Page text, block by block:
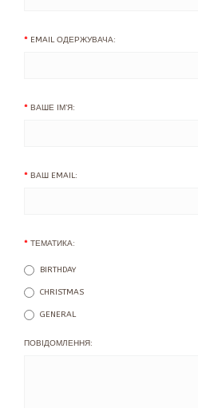
EMAIL ОДЕРЖУВАЧА:
ВАШЕ ІМ’Я:
ВАШ EMAIL:
ТЕМАТИКА:
BIRTHDAY
CHRISTMAS
GENERAL
ПОВІДОМЛЕННЯ: